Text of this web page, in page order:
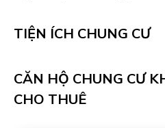
TIỆN ÍCH CHUNG CƯ
CĂN HỘ CHUNG CƯ
CHO THUÊ